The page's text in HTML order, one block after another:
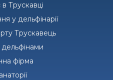
Трускавці
у дельфінарії
Трускавець
фірма